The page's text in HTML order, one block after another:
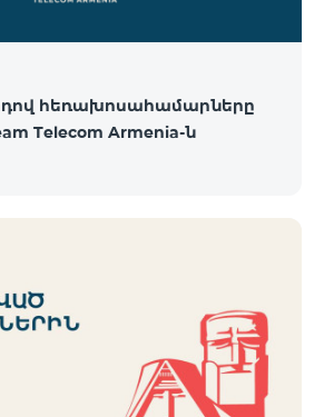
հեռախոսահամարները
Telecom Armenia-ն